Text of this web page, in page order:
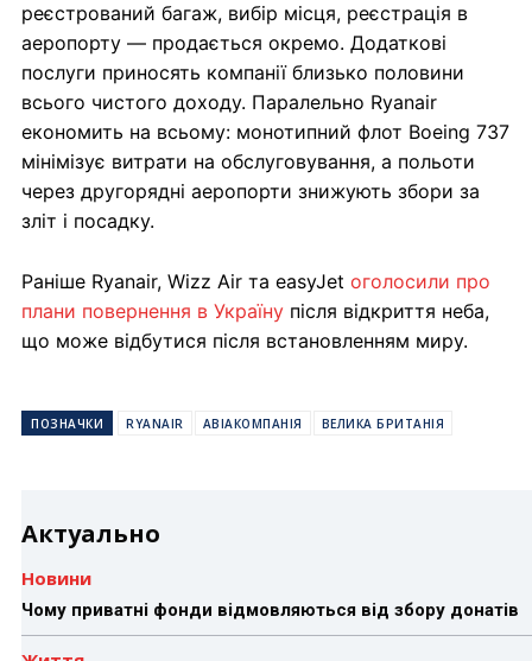
реєстрований багаж, вибір місця, реєстрація в
аеропорту — продається окремо. Додаткові
послуги приносять компанії близько половини
всього чистого доходу. Паралельно Ryanair
економить на всьому: монотипний флот Boeing 737
мінімізує витрати на обслуговування, а польоти
через другорядні аеропорти знижують збори за
зліт і посадку.
Раніше Ryanair, Wizz Air та easyJet оголосили про
плани повернення в Україну після відкриття неба,
що може відбутися після встановленням миру.
ПОЗНАЧКИ RYANAIR АВІАКОМПАНІЯ ВЕЛИКА БРИТАНІЯ
Актуально
Новини
Чому приватні фонди відмовляються від збору донатів